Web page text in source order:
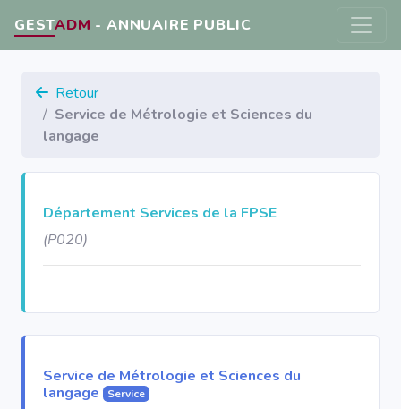
GESTADM - ANNUAIRE PUBLIC
Retour
Service de Métrologie et Sciences du
langage
Département Services de la FPSE
(P020)
Service de Métrologie et Sciences du
langage
Service